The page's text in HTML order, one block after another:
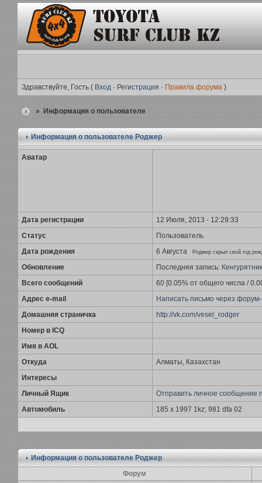
Здравствуйте, Гость ( Вход· Регистрация · Правила форума)
» Информация о пользователе
Информация о пользователеРоджер
Аватар
Дата регистрации
12 Июля, 2013 - 12:29:33
Статус
Пользователь
Дата рождения
6 Августа Роджер скрыл свой год
Обновление Последняя запись: Кенгурятник
Всего сообщений
60 [0.05% от общего числа /
Адрес e-mail
Написать письмо через форум
Домашняя страничка
http://vk.com/vesel_rodger
Номер в ICQ
Имя в AOL
Откуда
Алматы, Казахстан
Интересы
Личный Ящик
Отправить личное сообщение
Автомобиль
185 x 1997 1kz; 981 dfa 02
Информация о пользователеРоджер
Форум